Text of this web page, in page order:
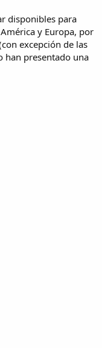
disponibles para
y Europa, por
excepción de las
han presentado una